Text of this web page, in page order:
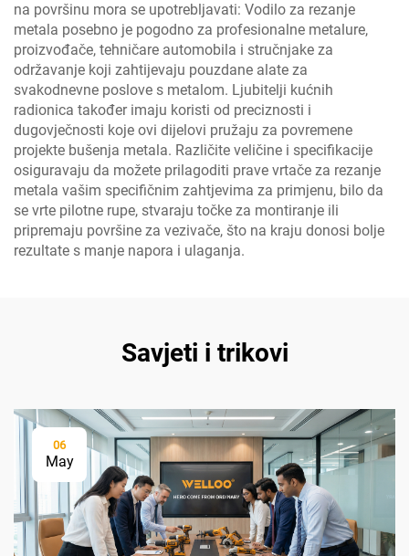
na površinu mora se upotrebljavati: Vodilo za rezanje
metala posebno je pogodno za profesionalne metalure,
proizvođače, tehničare automobila i stručnjake za
održavanje koji zahtijevaju pouzdane alate za
svakodnevne poslove s metalom. Ljubitelji kućnih
radionica također imaju koristi od preciznosti i
dugovječnosti koje ovi dijelovi pružaju za povremene
projekte bušenja metala. Različite veličine i specifikacije
osiguravaju da možete prilagoditi prave vrtače za rezanje
metala vašim specifičnim zahtjevima za primjenu, bilo da
se vrte pilotne rupe, stvaraju točke za montiranje ili
pripremaju površine za vezivače, što na kraju donosi bolje
rezultate s manje napora i ulaganja.
Savjeti i trikovi
06
May